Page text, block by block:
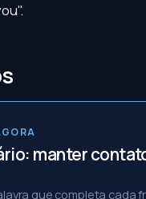
manter
que completa cada